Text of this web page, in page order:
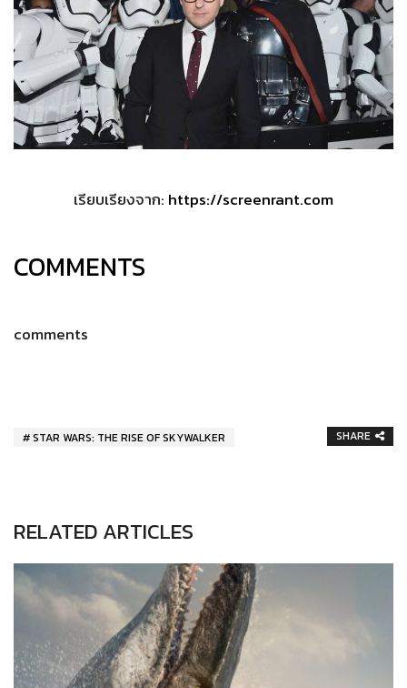
เรียบเรียงจาก: https://screenrant.com
COMMENTS
comments
STAR WARS: THE RISE OF SKYWALKER SHARE
RELATED ARTICLES